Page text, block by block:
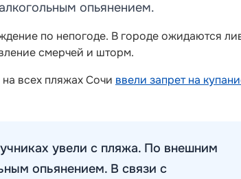
опьянением.
по непогоде. В городе ожидаются
смерчей и шторм.
всех пляжах Сочи ввели запрет на
увели с пляжа. По внешним
опьянением. В связи с